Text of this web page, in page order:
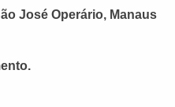
José Operário, Manaus